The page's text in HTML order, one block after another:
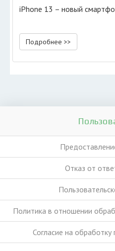
iPhone 13 – новый
Подробнее >>
Отказ от
Политика в отношении
Согласие на